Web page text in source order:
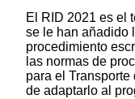
El RID 2021 es el
se le han añadido
procedimiento
las normas de
para el
de adaptarlo al